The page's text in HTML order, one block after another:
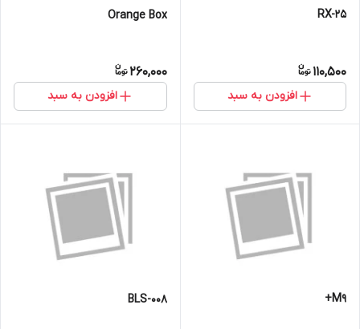
RX-25
110,500
افزودن به سبد
Orange Box
260,000
افزودن به سبد
M9+
BLS-008